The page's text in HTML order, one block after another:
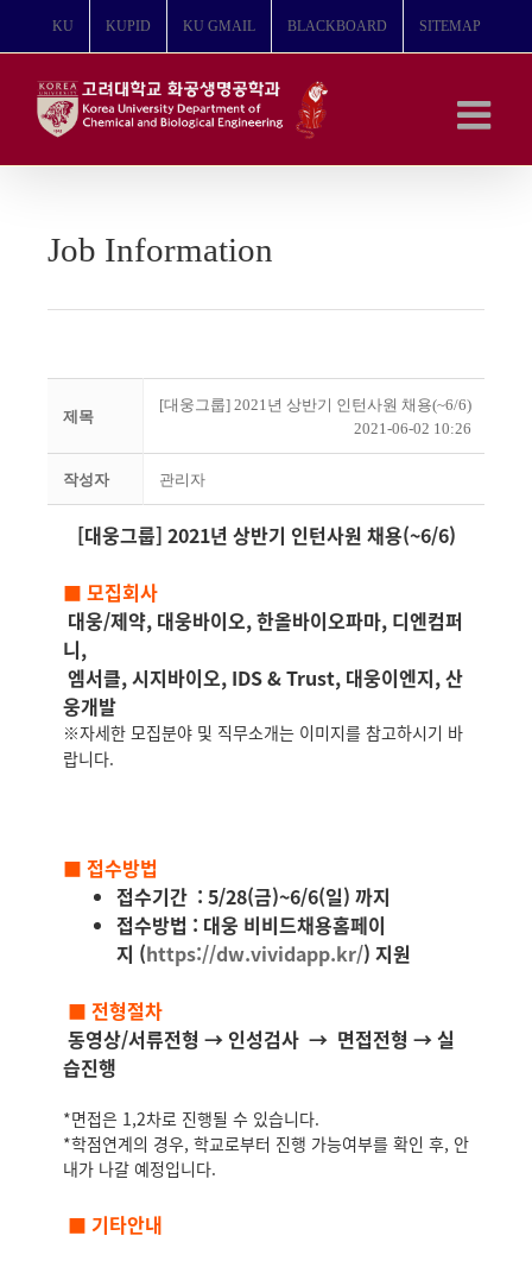
뛰
KU KUPID KU GMAIL BLACKBOARD SITEMAP
Job Information
제목
[대웅그룹] 2021년 상반기 인턴사원 채용(~6/6)
2021-06-02 10:26
작성자 관리자
[대웅그룹] 2021년 상반기 인턴사원 채용(~6/6)
■ 모집회사
대웅/제약, 대웅바이오, 한올바이오파마, 디엔컴퍼
니,
엠서클, 시지바이오, IDS & Trust, 대웅이엔지, 산
웅개발
※자세한 모집분야 및 직무소개는 이미지를 참고하시기 바
랍니다.
■ 접수방법
접수기간 : 5/28(금)~6/6(일) 까지
접수방법 : 대웅 비비드채용홈페이
지 (https://dw.vividapp.kr/) 지원
■ 전형절차
동영상/서류전형 → 인성검사 → 면접전형 → 실
습진행
*면접은 1,2차로 진행될 수 있습니다.
*학점연계의 경우, 학교로부터 진행 가능여부를 확인 후, 안
내가 나갈 예정입니다.
■ 기타안내